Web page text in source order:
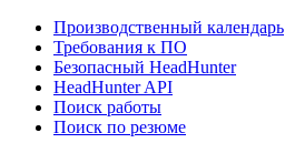
Производственный календарь
Требования к ПО
Безопасный HeadHunter
HeadHunter API
Поиск работы
Поиск по резюме